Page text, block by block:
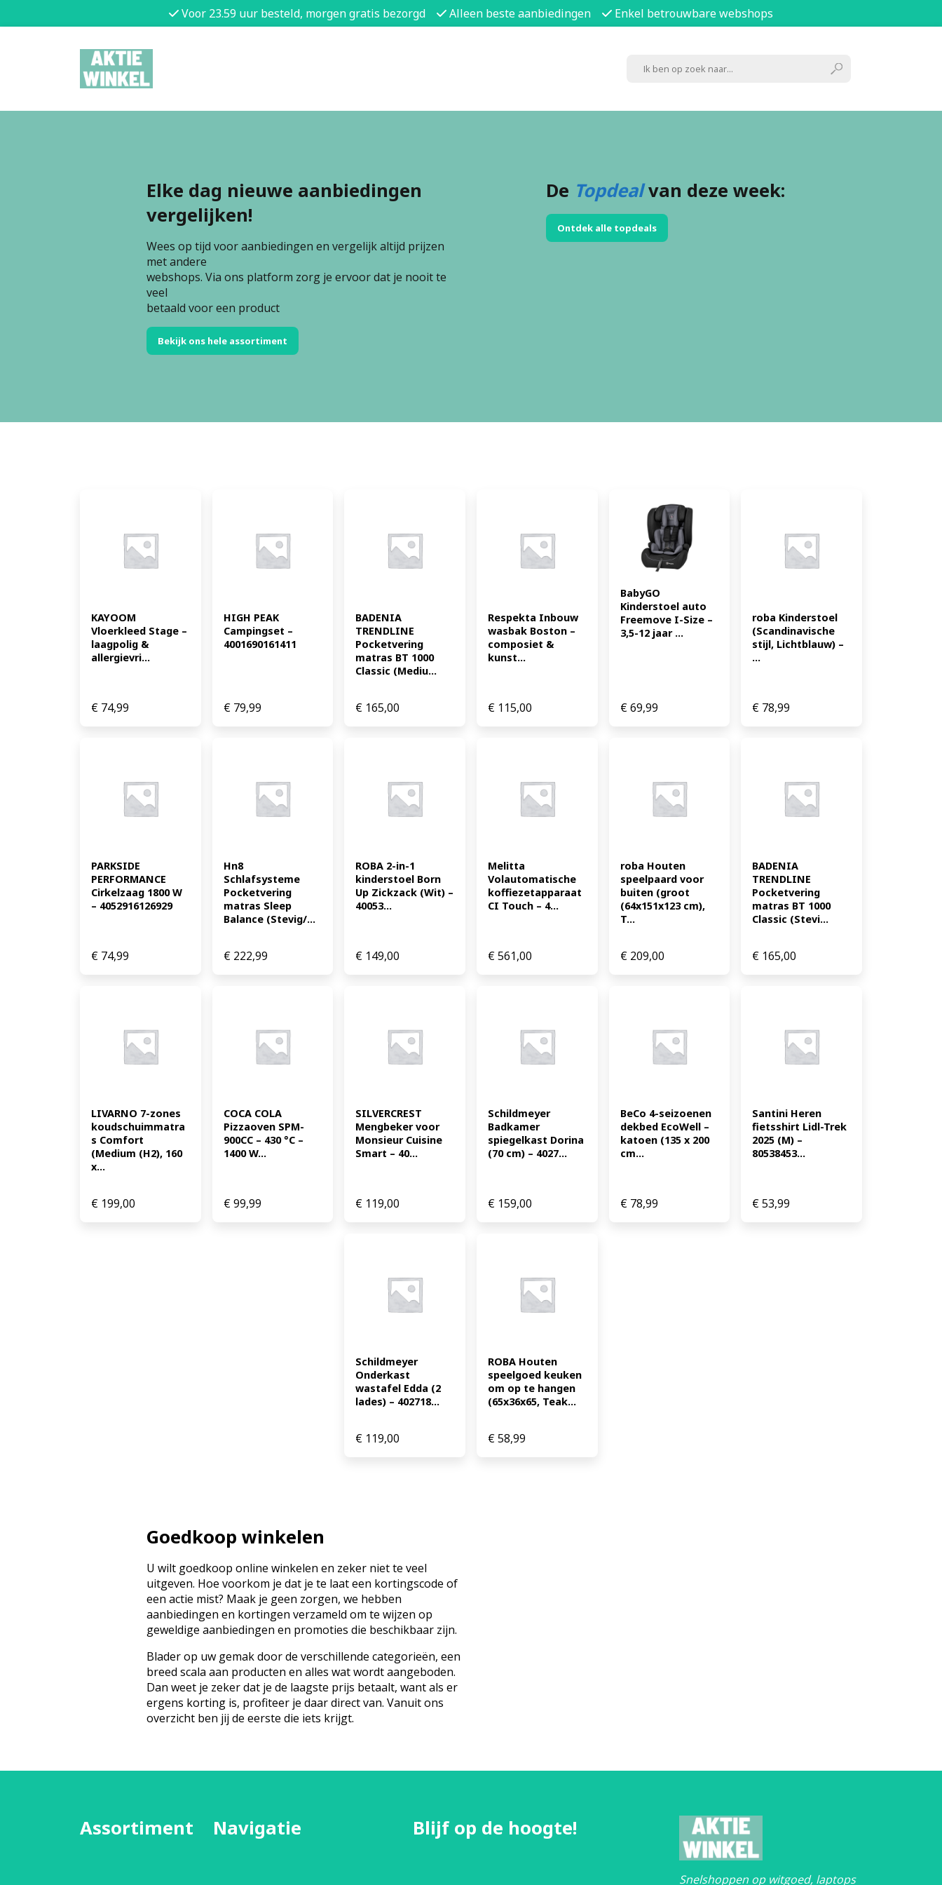
Voor 23.59 uur besteld, morgen gratis bezorgd Alleen beste aanbiedingen Enkel betrouwbare webshops
Elke dag nieuwe aanbiedingen
vergelijken!
Wees op tijd voor aanbiedingen en vergelijk altijd prijzen
met andere
webshops. Via ons platform zorg je ervoor dat je nooit te
veel
betaald voor een product
Bekijk ons hele assortiment
De Topdealvan deze week:
Ontdek alle topdeals
KAYOOM
Vloerkleed Stage –
laagpolig &
allergievri...
€ 74,99
HIGH PEAK
Campingset –
4001690161411
€79,99
BADENIA
TRENDLINE
Pocketvering
matras BT 1000
Classic (Mediu...
€ 165,00
Respekta Inbouw
wasbak Boston –
composiet &
kunst...
€ 115,00
BabyGO
Kinderstoel auto
Freemove I-Size –
3,5-12 jaar ...
€69,99
roba Kinderstoel
(Scandinavische
stijl, Lichtblauw) –
...
€ 78,99
PARKSIDE
PERFORMANCE
Cirkelzaag 1800 W
– 4052916126929
€ 74,99
Hn8
Schlafsysteme
Pocketvering
matras Sleep
Balance (Stevig/...
€222,99
ROBA 2-in-1
kinderstoel Born
Up Zickzack (Wit) –
40053...
€ 149,00
Melitta
Volautomatische
koffiezetapparaat
CI Touch – 4...
€561,00
roba Houten
speelpaard voor
buiten (groot
(64x151x123 cm),
T...
€209,00
BADENIA
TRENDLINE
Pocketvering
matras BT 1000
Classic (Stevi...
€ 165,00
LIVARNO 7-zones
koudschuimmatra
s Comfort
(Medium (H2), 160
x...
€ 199,00
COCA COLA
Pizzaoven SPM-
900CC – 430 °C –
1400 W...
€99,99
SILVERCREST
Mengbeker voor
Monsieur Cuisine
Smart – 40...
€ 119,00
Schildmeyer
Badkamer
spiegelkast Dorina
(70 cm) – 4027...
€ 159,00
BeCo 4-seizoenen
dekbed EcoWell –
katoen (135 x 200
cm...
€78,99
Santini Heren
fietsshirt Lidl-Trek
2025 (M) –
80538453...
€53,99
Schildmeyer
Onderkast
wastafel Edda (2
lades) – 402718...
€ 119,00
ROBA Houten
speelgoed keuken
om op te hangen
(65x36x65, Teak...
€58,99
Goedkoop winkelen
U wilt goedkoop online winkelen en zeker niet te veel
uitgeven. Hoe voorkom je dat je te laat een kortingscode of
een actie mist? Maak je geen zorgen, we hebben
aanbiedingen en kortingen verzameld om te wijzen op
geweldige aanbiedingen en promoties die beschikbaar zijn.
Blader op uw gemak door de verschillende categorieën, een
breed scala aan producten en alles wat wordt aangeboden.
Dan weet je zeker dat je de laagste prijs betaalt, want als er
ergens korting is, profiteer je daar direct van. Vanuit ons
overzicht ben jij de eerste die iets krijgt.
Assortiment Navigatie Blijf op de hoogte!
Snelshoppen op witgoed, laptops